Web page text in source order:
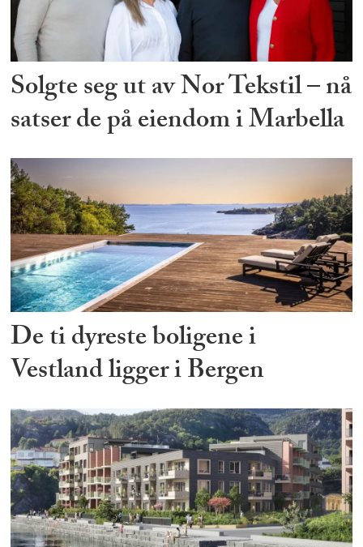
Solgte seg ut av Nor Tekstil – nå
satser de på eiendom i Marbella
De ti dyreste boligene i
Vestland ligger i Bergen